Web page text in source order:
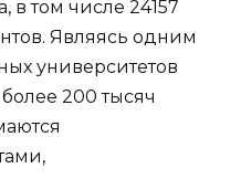
в том числе 24157
Являясь одним
университетов
200 тысяч